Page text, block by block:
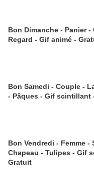
Bon Dimanche - Panier -
Regard - Gif animé -
Bon Samedi - Couple -
- Pâques - Gif scintillant
Bon Vendredi - Femme -
Chapeau - Tulipes - Gif
Gratuit